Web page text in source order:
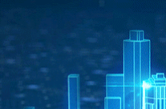
网站开发需